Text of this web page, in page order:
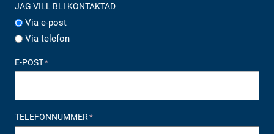
JAG VILL BLI KONTAKTAD
Via e-post
Via telefon
E-POST*
TELEFONNUMMER*